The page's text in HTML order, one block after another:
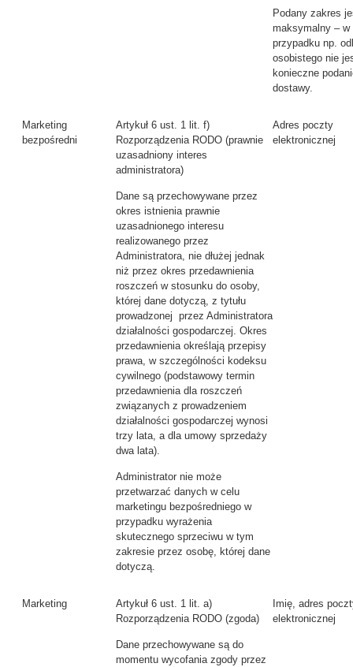
Podany zakres
maksymalny – w
przypadku np.
osobistego nie
konieczne
dostawy.
Marketing
bezpośredni
Artykuł 6 ust. 1 lit. f)
Rozporządzenia RODO (prawnie
uzasadniony interes
administratora)
Dane są przechowywane przez
okres istnienia prawnie
uzasadnionego interesu
realizowanego przez
Administratora, nie dłużej jednak
niż przez okres przedawnienia
roszczeń w stosunku do osoby,
której dane dotyczą, z tytułu
prowadzonej przez Administratora
działalności gospodarczej. Okres
przedawnienia określają przepisy
prawa, w szczególności kodeksu
cywilnego (podstawowy termin
przedawnienia dla roszczeń
związanych z prowadzeniem
działalności gospodarczej wynosi
trzy lata, a dla umowy sprzedaży
dwa lata).
Administrator nie może
przetwarzać danych w celu
marketingu bezpośredniego w
przypadku wyrażenia
skutecznego sprzeciwu w tym
zakresie przez osobę, której dane
dotyczą.
Adres poczty
elektronicznej
Marketing
Artykuł 6 ust. 1 lit. a)
Rozporządzenia RODO (zgoda)
Dane przechowywane są do
momentu wycofania zgody przez
Imię, adres
elektronicznej